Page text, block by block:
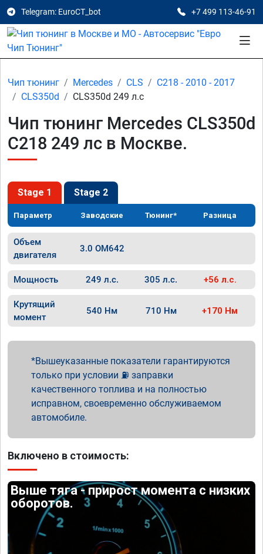
Telegram: EuroCT_bot +7 499 113-46-91
Чип тюнинг Mercedes CLS
C218 - 2010 - 2017
CLS350d
CLS350d 249 л.с
Чип тюнинг Mercedes CLS350d
C218 249 лс в Москве.
Stage 1 Stage 2
Параметр Заводские Тюнинг* Разница
Объем
двигателя
3.0 OM642
Мощность 249 л.с. 305 л.с. +56 л.с.
Крутящий
момент
540 Нм 710 Нм +170 Нм
Вышеуказанные показатели гарантируются
только при условии ⛽ заправки
качественного топлива и на полностью
исправном, своевременно обслуживаемом
автомобиле.
Включено в стоимость:
Выше тяга - прирост момента с низких
оборотов.